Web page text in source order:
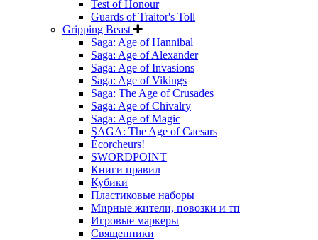
Test of Honour
Guards of Traitor's Toll
Gripping Beast
Saga: Age of Hannibal
Saga: Age of Alexander
Saga: Age of Invasions
Saga: Age of Vikings
Saga: The Age of Crusades
Saga: Age of Chivalry
Saga: Age of Magic
SAGA: The Age of Caesars
Écorcheurs!
SWORDPOINT
Книги правил
Кубики
Пластиковые наборы
Мирные жители, повозки и тп
Игровые маркеры
Священники